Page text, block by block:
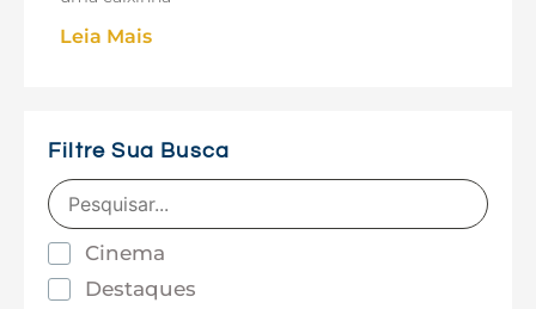
Leia Mais
Filtre Sua Busca
Cinema
Destaques